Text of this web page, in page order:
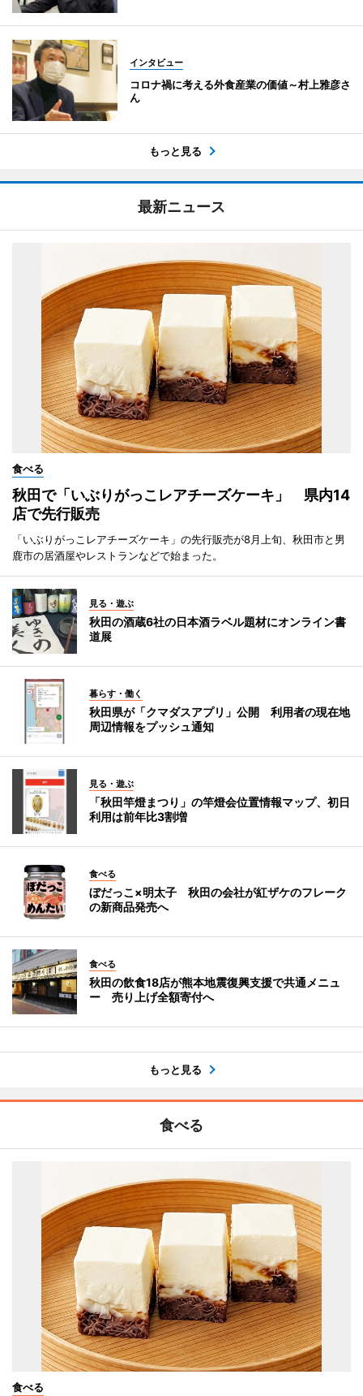
インタビュー
コロナ禍に考える外食産業の価値～村上雅彦さ
ん
もっと見る
最新ニュース
食べる
秋田で「いぶりがっこレアチーズケーキ」 県内14
店で先行販売
「いぶりがっこレアチーズケーキ」の先行販売が8月上旬、秋田市と男
鹿市の居酒屋やレストランなどで始まった。
見る・遊ぶ
秋田の酒蔵6社の日本酒ラベル題材にオンライン書
道展
暮らす・働く
秋田県が「クマダスアプリ」公開 利用者の現在地
周辺情報をプッシュ通知
見る・遊ぶ
「秋田竿燈まつり」の竿燈会位置情報マップ、初日
利用は前年比3割増
食べる
ぼだっこ×明太子 秋田の会社が紅ザケのフレーク
の新商品発売へ
食べる
秋田の飲食18店が熊本地震復興支援で共通メニュ
ー 売り上げ全額寄付へ
もっと見る
食べる
食べる